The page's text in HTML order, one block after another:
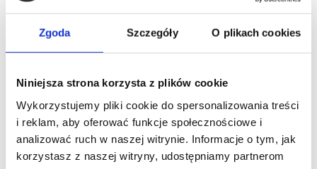
Zgoda Szczegóły O plikach cookies
Niniejsza strona korzysta z plików cookie
Wykorzystujemy pliki cookie do spersonalizowania treści
i reklam, aby oferować funkcje społecznościowe i
analizować ruch w naszej witrynie. Informacje o tym, jak
korzystasz z naszej witryny, udostępniamy partnerom
Historie pacjentów
Dzięki niej szybko i bezpiecznie mogą wrócić do pełnej
sprawności. Poznajcie historie osób, którym pomógł
doktor Winkler.